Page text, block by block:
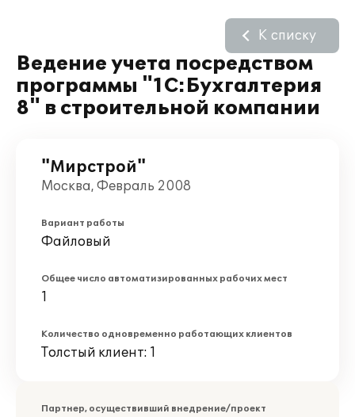
Ведение учета посредством
программы "1С:Бухгалтерия
8" в строительной компании
К списку
"Мирстрой"
Москва, Февраль 2008
Вариант работы
Файловый
Общее число автоматизированных рабочих мест
1
Количество одновременно работающих клиентов
Толстый клиент: 1
Партнер, осуществивший внедрение/проект